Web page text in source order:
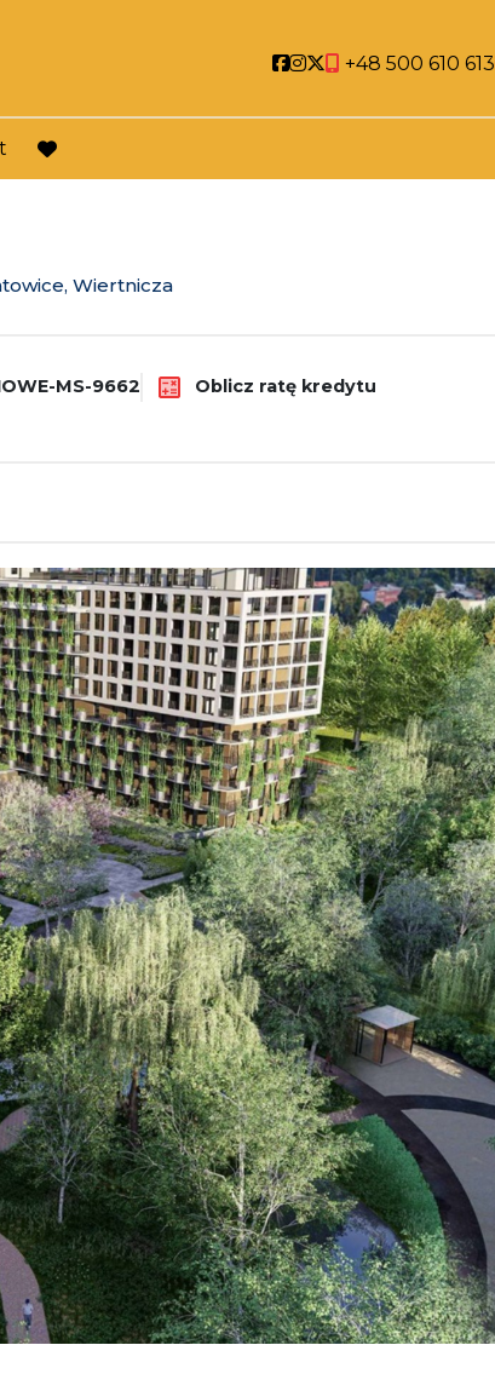
Social link
Social link
Social link
+48 500 610 613
favorite
Wiertnicza
MS-9662 Oblicz ratę kredytu